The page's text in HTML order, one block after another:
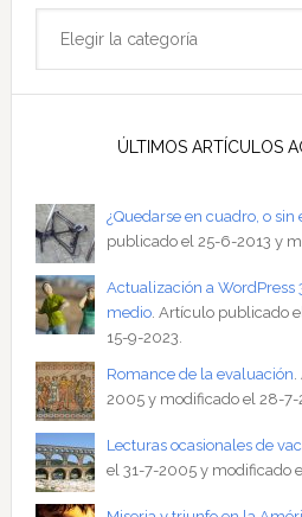
ÚLTIMOS ARTÍCULOS
¿Quedarse en cuadro, o sin
publicado el 25-6-2013 y
Actualización a WordPress
medio. Artículo publicado
15-9-2023.
Romance de la evaluación
2005 y modificado el 28-7-
Lecturas ocasionales de
el 31-7-2005 y modificado